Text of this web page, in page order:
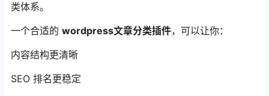
类体系。
一个合适的 wordpress文章分类插件，可以让你：
内容结构更清晰
SEO 排名更稳定